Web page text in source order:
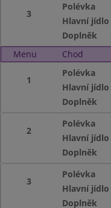
3
Polévka
Hlavní jídlo
Doplněk
Menu
Chod
1
Polévka
Hlavní jídlo
Doplněk
2
Polévka
Hlavní jídlo
Doplněk
3
Polévka
Hlavní jídlo
Doplněk